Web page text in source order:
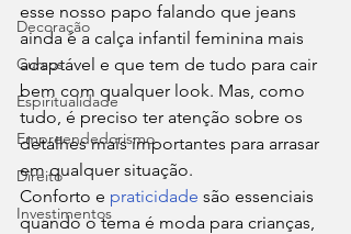
Decoração
Cursos
Espiritualidade
Empreendedorismo
Direito
Investimentos
esse nosso papo falando que jeans
ainda é a calça infantil feminina mais
adaptável e que tem de tudo para cair
bem com qualquer look. Mas, como
tudo, é preciso ter atenção sobre os
detalhes mais importantes para arrasar
em qualquer situação.
Conforto e praticidade são essenciais
quando o tema é moda para crianças,